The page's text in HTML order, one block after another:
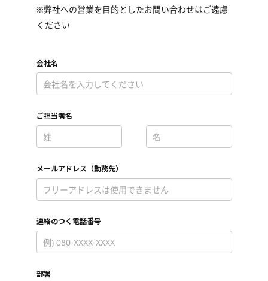
※弊社への営業を目的としたお問い合わせはご遠慮
ください
*
会社名
*
ご担当者名
*
*
メールアドレス（勤務先）
*
連絡のつく電話番号
*
部署